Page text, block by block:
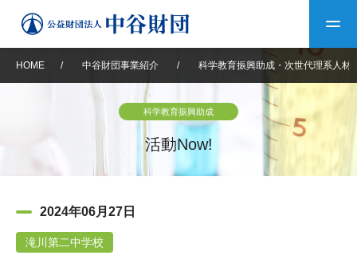
中谷財団について
設立趣意書
中谷財団事業紹介
HOME / 中谷財団事業紹介 / 科学教育振興助成・次世代理系人材
科学教育振興助成
活動Now!
2024年06月27日
滝川第二中学校